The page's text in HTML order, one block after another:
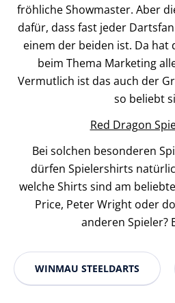
fröhliche Showmaster. Aber
dafür, dass fast jeder
einem der beiden ist. Da hat
beim Thema Marketing
Vermutlich ist das auch der
so beliebt
Red Dragon
Bei solchen besonderen
dürfen Spielershirts
welche Shirts sind am
Price, Peter Wright oder
anderen Spieler?
WINMAU STEELDARTS